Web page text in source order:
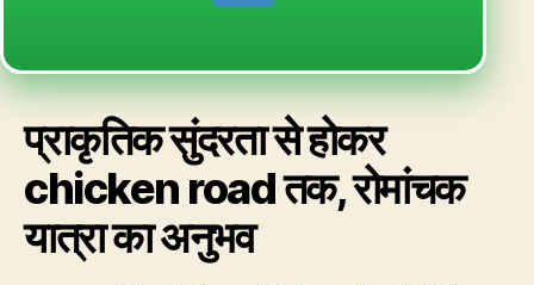
प्राकृतिक सुंदरता से होकर
chicken road तक, रोमांचक
यात्रा का अनुभव